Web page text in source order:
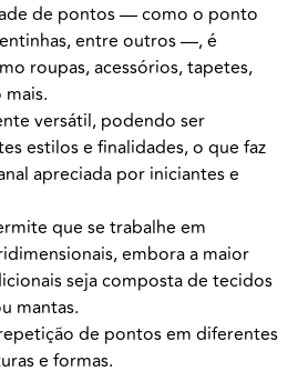
de pontos — como o ponto
entre outros —, é
roupas, acessórios, tapetes,
versátil, podendo ser
estilos e finalidades, o que faz
apreciada por iniciantes e
que se trabalhe em
embora a maior
seja composta de tecidos
mantas.
de pontos em diferentes
e formas.